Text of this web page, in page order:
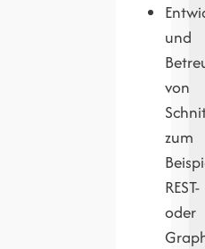
und
von
zum
REST-
oder